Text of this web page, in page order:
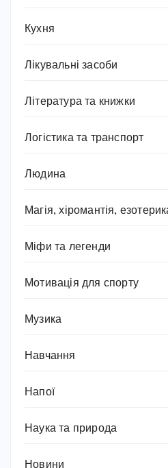
Кухня
Лікувальні засоби
Література та книжки
Логістика та транспорт
Людина
Магія, хіромантія,
Міфи та легенди
Мотивація для спорту
Музика
Навчання
Напої
Наука та природа
Новини